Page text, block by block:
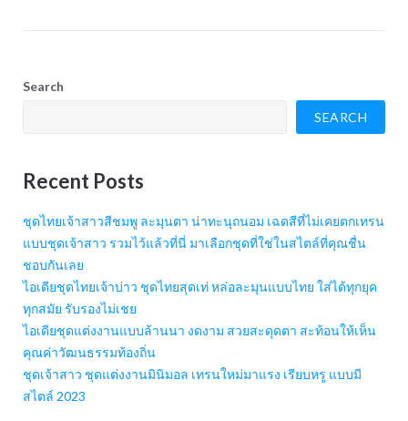
Search
SEARCH
Recent Posts
ชุดไทยเจ้าสาวสีชมพู ละมุนตา น่าทะนุถนอม เฉดสีที่ไม่เคยตกเทรน
แบบชุดเจ้าสาว รวมไว้แล้วที่นี่ มาเลือกชุดที่ใช่ในสไตล์ที่คุณชื่น
ชอบกันเลย
ไอเดียชุดไทยเจ้าบ่าว ชุดไทยสุดเท่ หล่อละมุนแบบไทย ใส่ได้ทุกยุค
ทุกสมัย รับรองไม่เชย
ไอเดียชุดแต่งงานแบบล้านนา งดงาม สวยสะดุดตา สะท้อนให้เห็น
คุณค่าวัฒนธรรมท้องถิ่น
ชุดเจ้าสาว ชุดแต่งงานมินิมอล เทรนใหม่มาแรง เรียบหรู แบบมี
สไตล์ 2023